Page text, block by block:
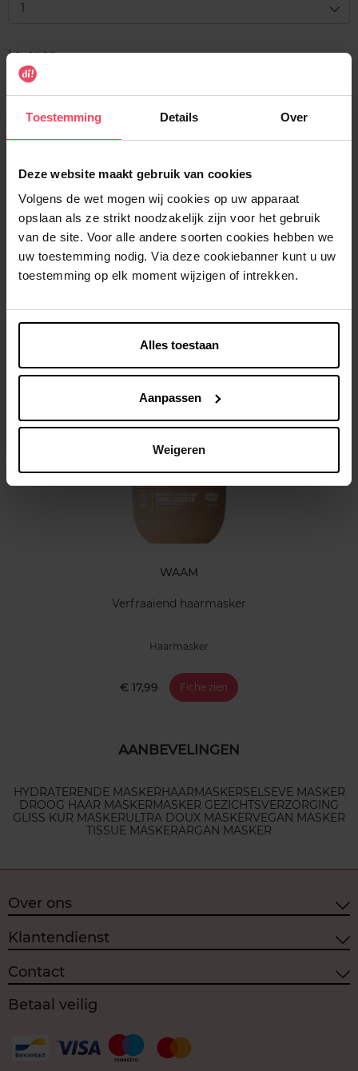
Toestemming Details Over
Deze website maakt gebruik van cookies
Volgens de wet mogen wij cookies op uw apparaat
opslaan als ze strikt noodzakelijk zijn voor het gebruik
van de site. Voor alle andere soorten cookies hebben we
uw toestemming nodig. Via deze cookiebanner kunt u uw
toestemming op elk moment wijzigen of intrekken.
Alles toestaan
Aanpassen
Weigeren
1
Levering
Voorradig
Gratis retour in je winkelpunt
Verzending binnen 24u
Nog iets vergeten ?
WAAM
Verfraaiend haarmasker
Haarmasker
€ 17,99 Fiche zien
AANBEVELINGEN
HYDRATERENDE MASKERHAARMASKERSELSEVE MASKER
DROOG HAAR MASKERMASKER GEZICHTSVERZORGING
GLISS KUR MASKERULTRA DOUX MASKERVEGAN MASKER
TISSUE MASKERARGAN MASKER
Over ons
Klantendienst
Contact
Betaal veilig